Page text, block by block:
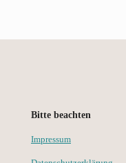
Bitte beachten
Impressum